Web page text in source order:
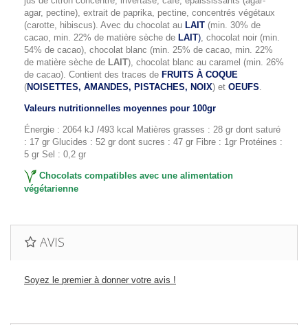
agar, pectine), extrait de paprika, pectine, concentrés végétaux
(carotte, hibiscus). Avec du chocolat au LAIT (min. 30% de
cacao, min. 22% de matière sèche de LAIT), chocolat noir (min.
54% de cacao), chocolat blanc (min. 25% de cacao, min. 22%
de matière sèche de LAIT), chocolat blanc au caramel (min. 26%
de cacao). Contient des traces de FRUITS À COQUE
(NOISETTES, AMANDES, PISTACHES, NOIX) et OEUFS.
Valeurs nutritionnelles moyennes pour 100gr
Énergie : 2064 kJ /493 kcal Matières grasses : 28 gr dont saturé
: 17 gr Glucides : 52 gr dont sucres : 47 gr Fibre : 1gr Protéines :
5 gr Sel : 0,2 gr
Chocolats compatibles avec une alimentation
végétarienne
AVIS
Soyez le premier à donner votre avis !